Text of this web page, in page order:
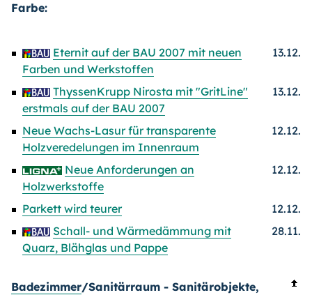
Farbe:
Eternit auf der BAU 2007 mit neuen
Farben und Werkstoffen
13.12.
ThyssenKrupp Nirosta mit "GritLine"
erstmals auf der BAU 2007
13.12.
Neue Wachs-Lasur für transparente
Holzveredelungen im Innenraum
12.12.
Neue Anforderungen an
Holzwerkstoffe
12.12.
Parkett wird teurer
12.12.
Schall- und Wärmedämmung mit
Quarz, Blähglas und Pappe
28.11.
Badezimmer/Sanitärraum - Sanitärobjekte,